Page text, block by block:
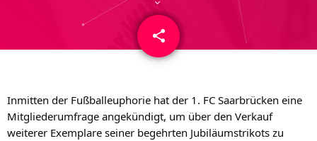
share
email
Inmitten der Fußballeuphorie hat der 1. FC Saarbrücken eine
Mitgliederumfrage angekündigt, um über den Verkauf
weiterer Exemplare seiner begehrten Jubiläumstrikots zu